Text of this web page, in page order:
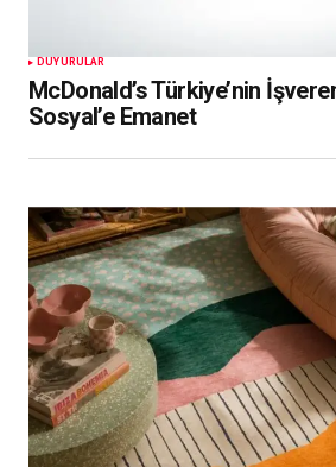
DUYURULAR
McDonald’s Türkiye’nin
Sosyal’e Emanet